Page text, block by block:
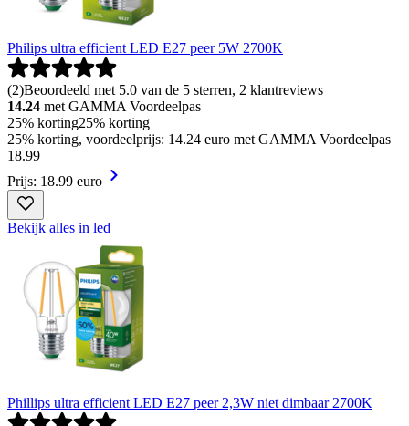
Philips ultra efficient LED E27 peer 5W 2700K
(2)Beoordeeld met 5.0 van de 5 sterren, 2 klantreviews
14.24 met GAMMA Voordeelpas
25% korting25% korting
25% korting, voordeelprijs: 14.24 euro met GAMMA Voordeelpas
18.99
Prijs: 18.99 euro
Bekijk alles in led
Phillips ultra efficient LED E27 peer 2,3W niet dimbaar 2700K